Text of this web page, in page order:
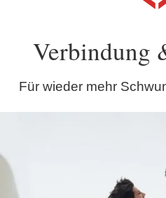
Verbindung
Für wieder mehr